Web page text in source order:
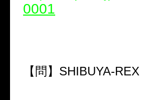
0001
【問】SHIBUYA-